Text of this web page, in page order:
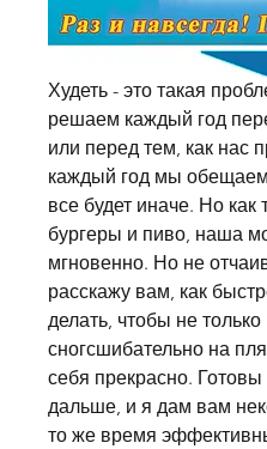
Худеть - это такая
решаем каждый год
или перед тем, как нас
каждый год мы обещаем
все будет иначе. Но
бургеры и пиво, наша
мгновенно. Но не
расскажу вам, как
делать, чтобы не
сногсшибательно на
себя прекрасно. Готовы
дальше, и я дам вам
то же время